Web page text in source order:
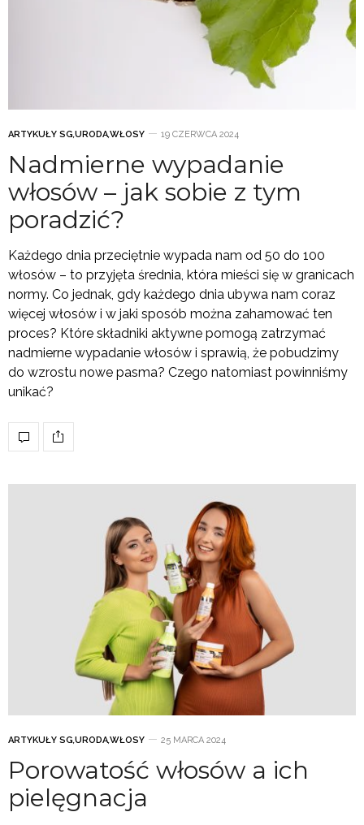
ARTYKUŁY SG,URODA,WŁOSY 19 CZERWCA 2024
Nadmierne wypadanie
włosów – jak sobie z tym
poradzić?
Każdego dnia przeciętnie wypada nam od 50 do 100
włosów – to przyjęta średnia, która mieści się w granicach
normy. Co jednak, gdy każdego dnia ubywa nam coraz
więcej włosów i w jaki sposób można zahamować ten
proces? Które składniki aktywne pomogą zatrzymać
nadmierne wypadanie włosów i sprawią, że pobudzimy
do wzrostu nowe pasma? Czego natomiast powinniśmy
unikać?
ARTYKUŁY SG,URODA,WŁOSY 25 MARCA 2024
Porowatość włosów a ich
pielęgnacja